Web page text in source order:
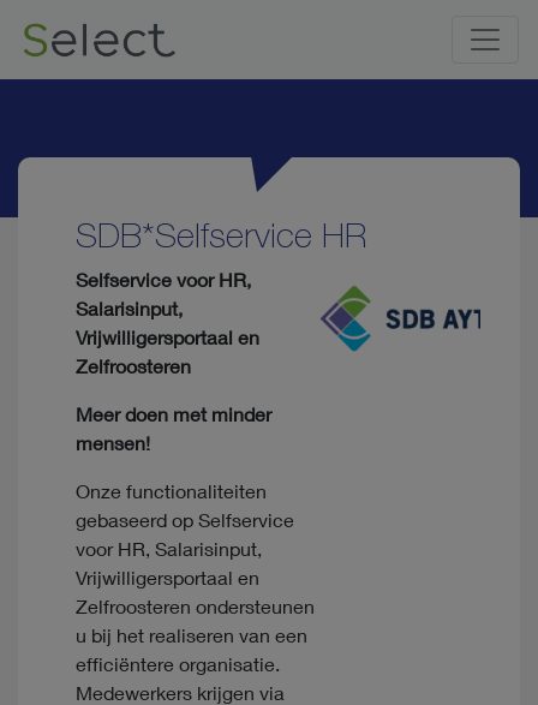
SDB*Selfservice HR
Selfservice voor HR,
Salarisinput,
Vrijwilligersportaal en
Zelfroosteren
Meer doen met minder
mensen!
Onze functionaliteiten
gebaseerd op Selfservice
voor HR, Salarisinput,
Vrijwilligersportaal en
Zelfroosteren ondersteunen
u bij het realiseren van een
efficiëntere organisatie.
Medewerkers krijgen via